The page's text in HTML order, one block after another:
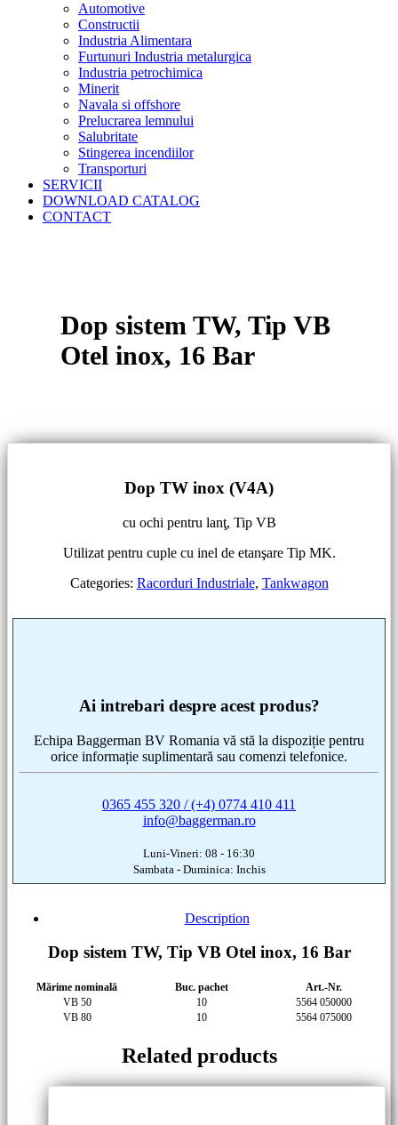
Automotive
Constructii
Industria Alimentara
Furtunuri Industria metalurgica
Industria petrochimica
Minerit
Navala si offshore
Prelucrarea lemnului
Salubritate
Stingerea incendiilor
Transporturi
SERVICII
DOWNLOAD CATALOG
CONTACT
Dop sistem TW, Tip VB
Otel inox, 16 Bar
Dop TW inox (V4A)
cu ochi pentru lanţ, Tip VB
Utilizat pentru cuple cu inel de etanşare Tip MK.
Categories: Racorduri Industriale, Tankwagon
Ai intrebari despre acest produs?
Echipa Baggerman BV Romania vă stă la dispoziție pentru
orice informație suplimentară sau comenzi telefonice.
0365 455 320 / (+4) 0774 410 411
info@baggerman.ro
Luni-Vineri: 08 - 16:30
Sambata - Duminica: Inchis
Description
Dop sistem TW, Tip VB Otel inox, 16 Bar
Mărime nominală Buc. pachet
Art.-Nr.
VB 50
10
5564 050000
VB 80
10 5564 075000
Related products